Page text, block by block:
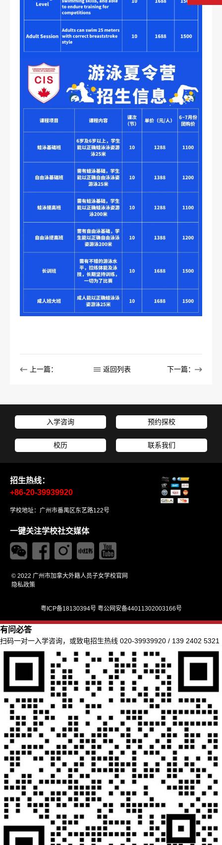
上一篇： 返回列表 下一篇：
入学咨询 预约探校
校历 联系我们
招生热线：
+86-20-39939920
学校地址：广州市番禺区东艺路122号
一键关注学校社交媒体
隐私政策
© 2022 广州市加拿大外籍人员子女学校官网
粤ICP备18130394号粤公网安备44011302003166号
有问必答
扫码一对一入学咨询，或致电招生热线 020-39939920 / 139 2402 5321